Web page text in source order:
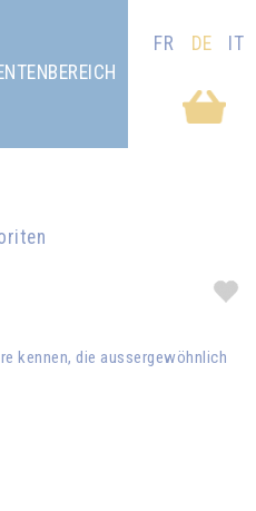
FR DE IT
kennen, die aussergewöhnlich